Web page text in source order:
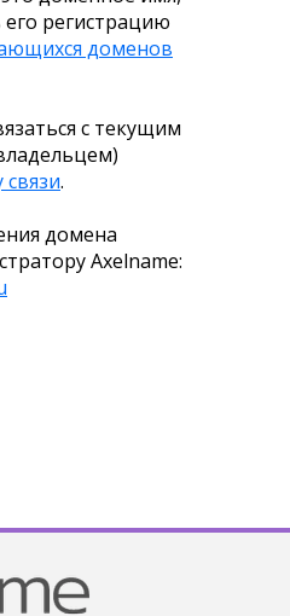
регистрацию
доменов
с текущим
.
домена
Axelname: